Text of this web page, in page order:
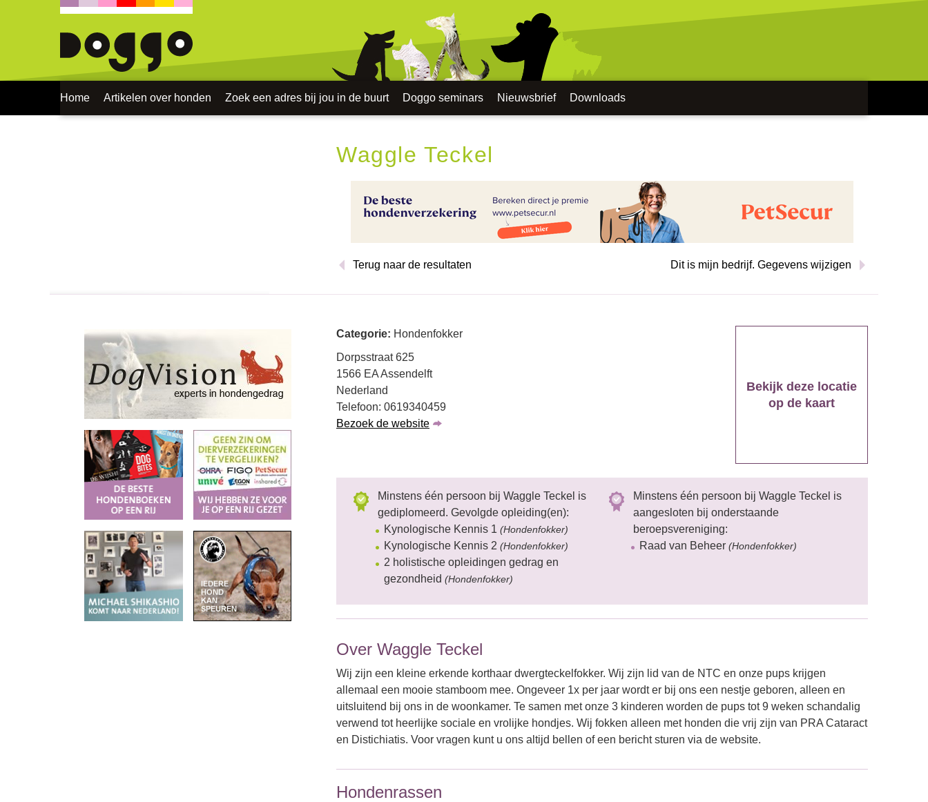
Home Artikelen over honden Zoek een adres bij jou in de buurt Doggo seminars Nieuwsbrief Downloads
Waggle Teckel
Terug naar de resultaten Dit is mijn bedrijf. Gegevens wijzigen
Categorie: Hondenfokker
Dorpsstraat 625
1566 EA Assendelft
Nederland
Telefoon: 0619340459
Bezoek de website
Bekijk deze locatie
op de kaart
Minstens één persoon bij Waggle Teckel is
gediplomeerd. Gevolgde opleiding(en):
Kynologische Kennis 1 (Hondenfokker)
Kynologische Kennis 2 (Hondenfokker)
2 holistische opleidingen gedrag en
gezondheid (Hondenfokker)
Minstens één persoon bij Waggle Teckel is
aangesloten bij onderstaande
beroepsvereniging:
Raad van Beheer (Hondenfokker)
Over Waggle Teckel
Wij zijn een kleine erkende korthaar dwergteckelfokker. Wij zijn lid van de NTC en onze pups krijgen
allemaal een mooie stamboom mee. Ongeveer 1x per jaar wordt er bij ons een nestje geboren, alleen en
uitsluitend bij ons in de woonkamer. Te samen met onze 3 kinderen worden de pups tot 9 weken schandalig
verwend tot heerlijke sociale en vrolijke hondjes. Wij fokken alleen met honden die vrij zijn van PRA Cataract
en Distichiatis. Voor vragen kunt u ons altijd bellen of een bericht sturen via de website.
Hondenrassen